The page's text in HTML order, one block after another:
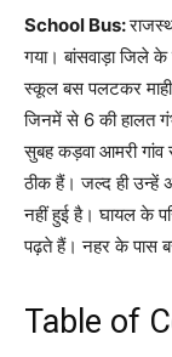
School Bus:
गया। बांसवाड़ा जिले
स्कूल बस पलटकर
जिनमें से 6 की हालत
सुबह कड़वा आमरी गांव
ठीक हैं। जल्द ही उन्हें
नहीं हुई है। घायल के
पढ़ते हैं। नहर के पास
Table of